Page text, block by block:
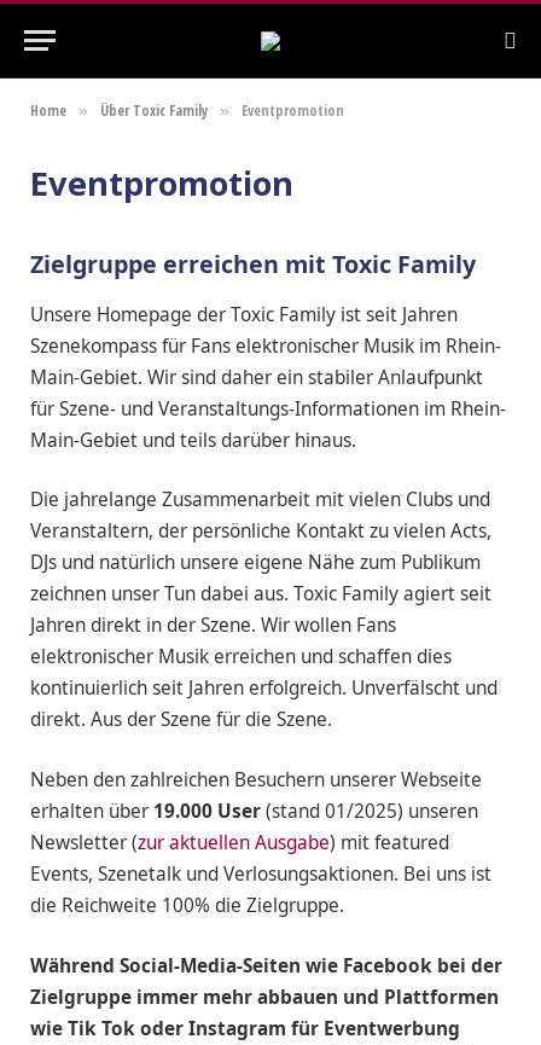
Home » Über Toxic Family » Eventpromotion
Eventpromotion
Zielgruppe erreichen mit Toxic Family
Unsere Homepage der Toxic Family ist seit Jahren
Szenekompass für Fans elektronischer Musik im Rhein-
Main-Gebiet. Wir sind daher ein stabiler Anlaufpunkt
für Szene- und Veranstaltungs-Informationen im Rhein-
Main-Gebiet und teils darüber hinaus.
Die jahrelange Zusammenarbeit mit vielen Clubs und
Veranstaltern, der persönliche Kontakt zu vielen Acts,
DJs und natürlich unsere eigene Nähe zum Publikum
zeichnen unser Tun dabei aus. Toxic Family agiert seit
Jahren direkt in der Szene. Wir wollen Fans
elektronischer Musik erreichen und schaffen dies
kontinuierlich seit Jahren erfolgreich. Unverfälscht und
direkt. Aus der Szene für die Szene.
Neben den zahlreichen Besuchern unserer Webseite
erhalten über 19.000 User(stand 01/2025) unseren
Newsletter (zur aktuellen Ausgabe) mit featured
Events, Szenetalk und Verlosungsaktionen. Bei uns ist
die Reichweite 100% die Zielgruppe.
Während Social-Media-Seiten wie Facebook bei der
Zielgruppe immer mehr abbauen und Plattformen
wie Tik Tok oder Instagram für Eventwerbung